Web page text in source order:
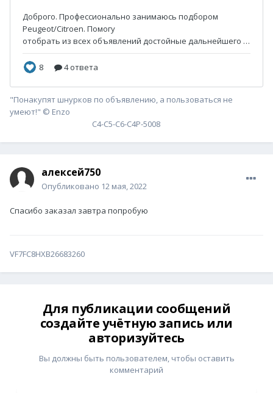
"Понакупят шнурков по объявлению, а пользоваться не
умеют!" © Enzo
С4-С5-С6-С4P-5008
алексей750
Опубликовано 12 мая, 2022
Спасибо заказал завтра попробую
VF7FC8HXB26683260
Для публикации сообщений
создайте учётную запись или
авторизуйтесь
Вы должны быть пользователем, чтобы оставить
комментарий